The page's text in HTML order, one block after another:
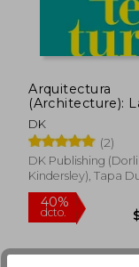
45%
dcto.
Arquitectura
(Architecture):
Historia Visual
Definitiva
DK
(2)
DK Publishing
Kindersley), Tapa
Nuevo